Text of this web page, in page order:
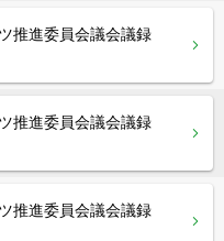
推進委員会議会議録
推進委員会議会議録
推進委員会議会議録